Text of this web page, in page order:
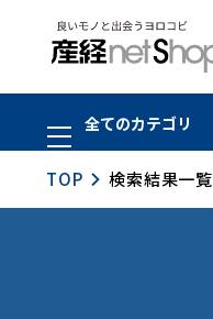
全てのカテゴリ
TOP 検索結果一覧